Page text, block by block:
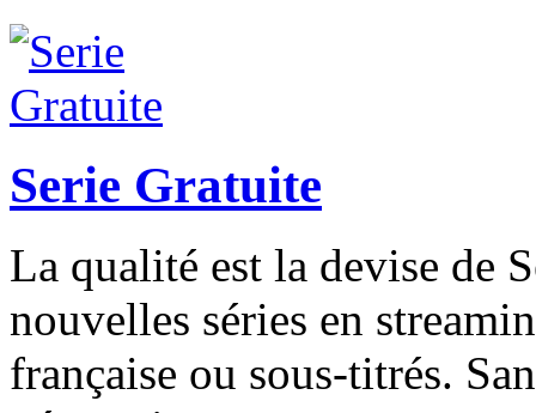
Serie Gratuite
La qualité est la devise de
nouvelles séries en
française ou sous-titrés.